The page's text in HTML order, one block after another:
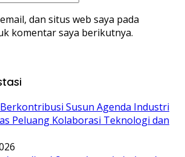
dan situs web saya pada
komentar saya berikutnya.